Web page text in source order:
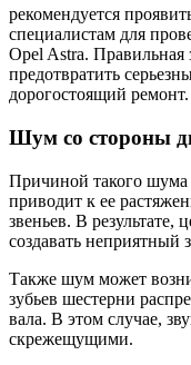
рекомендуется
специалистам для
Opel Astra.
предотвратить
дорогостоящий ремонт.
Шум со стороны
Причиной такого
приводит к ее
звеньев. В результате,
создавать неприятный
Также шум может
зубьев шестерни
вала. В этом случае,
скрежещущими.